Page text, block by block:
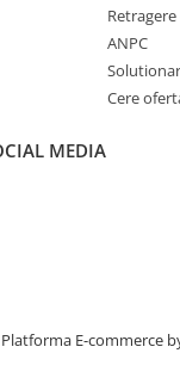
ANPC
Cere
MEDIA
Platforma E-commerce